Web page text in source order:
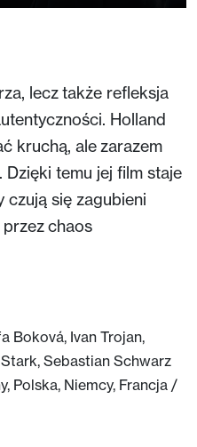
Mute Settings
lecz także refleksja
Holland
kruchą, ale zarazem
temu jej film staje
czują się zagubieni
chaos
Boková, Ivan Trojan,
Sebastian Schwarz
Polska, Niemcy, Francja /